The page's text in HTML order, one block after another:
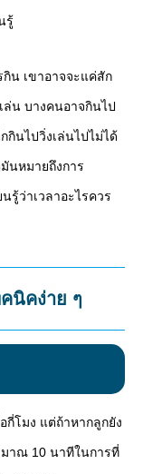
รู้
กิน เขาอาจจะแค่สัก
ล่น บางคนอาจกินไป
กินไปวิ่งเล่นไปไม่ได้
นหมายถึงการ
รู้ว่าเวลาอะไรควร
นิคง่าย ๆ
โมง แต่ถ้าหากลูกยัง
าณ 10 นาทีในการที่